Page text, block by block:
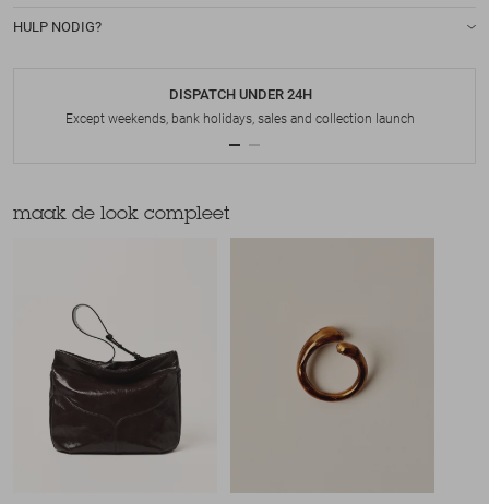
HULP NODIG?
DISPATCH UNDER 24H
Except weekends, bank holidays, sales and collection launch
maak de look compleet